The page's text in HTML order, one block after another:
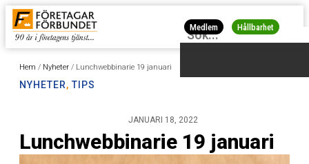
Medlem Hållbarhet
Hem / Nyheter / Lunchwebbinarie 19 januari
NYHETER, TIPS
JANUARI 18, 2022
Lunchwebbinarie 19 januari